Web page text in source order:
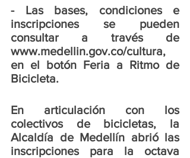
- Las bases, condiciones e
inscripciones se pueden
consultar a través de
www.medellin.gov.co/cultura,
en el botón Feria a Ritmo de
Bicicleta.
En articulación con los
colectivos de bicicletas, la
Alcaldía de Medellín abrió las
inscripciones para la octava